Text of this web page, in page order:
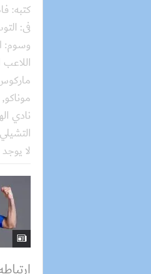
كتبه:
فى:
وسوم:
موناكو,
نادي
التشيلي
لا